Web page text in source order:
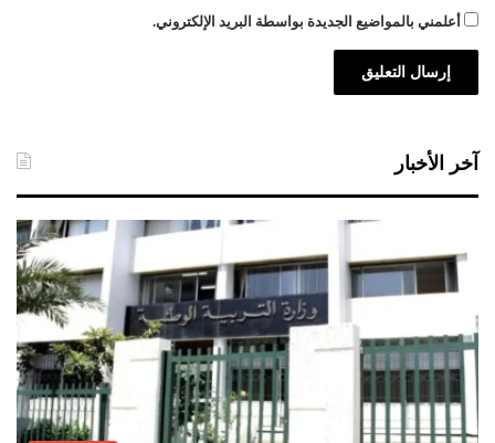
أعلمني بالمواضيع الجديدة بواسطة البريد الإلكتروني.
آخر الأخبار